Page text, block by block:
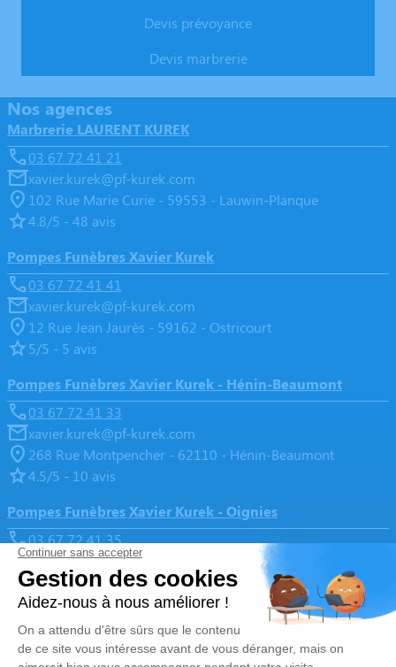
Devis prévoyance
Devis marbrerie
Nos agences
Marbrerie LAURENT KUREK
03 67 72 41 21
xavier.kurek@pf-kurek.com
102 Rue Marie Curie - 59553 - Lauwin-Planque
4.8/5 - 48 avis
Pompes Funèbres Xavier Kurek
03 67 72 41 41
xavier.kurek@pf-kurek.com
12 Rue Jean Jaurès - 59162 - Ostricourt
5/5 - 5 avis
Pompes Funèbres Xavier Kurek - Hénin-Beaumont
03 67 72 41 33
xavier.kurek@pf-kurek.com
268 Rue Montpencher - 62110 - Hénin-Beaumont
4.5/5 - 10 avis
Pompes Funèbres Xavier Kurek - Oignies
03 67 72 41 35
xavier.kurek@pf-kurek.com
3, Rue Pasteur - 62590 - Oignies
4.9/5 - 136 avis
Nos Services
Organiser des obsèques
Liens utiles
Avis de décès